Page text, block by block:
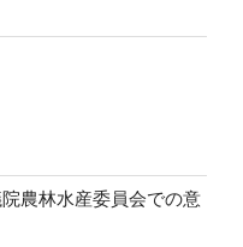
農林水産委員会での意